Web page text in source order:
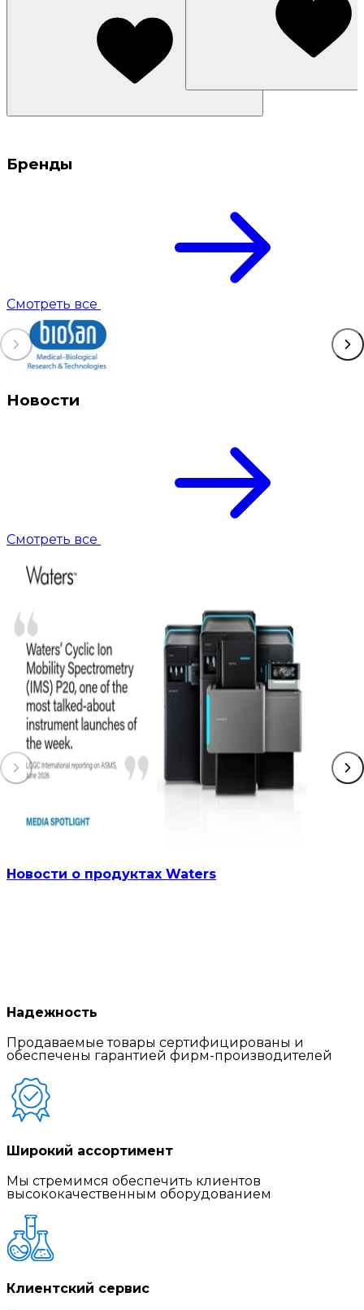
Бренды
Смотреть все
Новости
Смотреть все
Новости о продуктах Waters
Надежность
Продаваемые товары сертифицированы и
обеспечены гарантией фирм-производителей
Широкий ассортимент
Мы стремимся обеспечить клиентов
высококачественным оборудованием
Клиентский сервис